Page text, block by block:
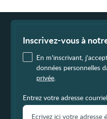
Inscrivez-vous à
En m'inscrivant,
données personnelles
privée
Entrez votre adresse courriel